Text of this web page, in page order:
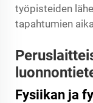
työpisteiden
tapahtumien
Fysiikan ja